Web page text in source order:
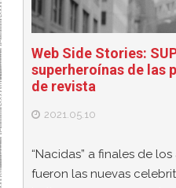
Web Side Stories:
superheroínas de las
de revista
2021.05.10
“Nacidas” a finales de
fueron las nuevas